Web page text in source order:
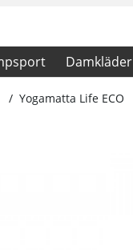
Damkläder
Yogamatta Life ECO